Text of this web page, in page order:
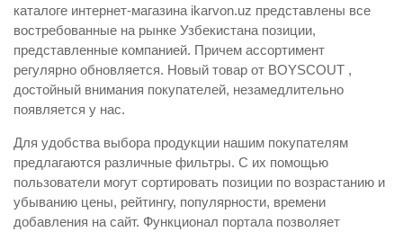
каталоге интернет-магазина ikarvon.uz представлены все
востребованные на рынке Узбекистана позиции,
представленные компанией. Причем ассортимент
регулярно обновляется. Новый товар от BOYSCOUT ,
достойный внимания покупателей, незамедлительно
появляется у нас.
Для удобства выбора продукции нашим покупателям
предлагаются различные фильтры. С их помощью
пользователи могут сортировать позиции по возрастанию и
убыванию цены, рейтингу, популярности, времени
добавления на сайт. Функционал портала позволяет